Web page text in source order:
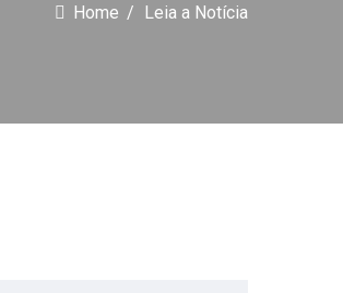
Home Leia a Notícia